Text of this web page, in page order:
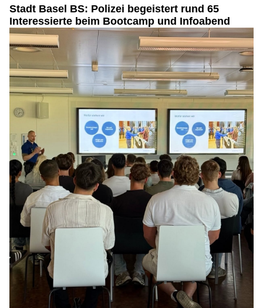
Stadt Basel BS: Polizei begeistert rund 65
Interessierte beim Bootcamp und Infoabend